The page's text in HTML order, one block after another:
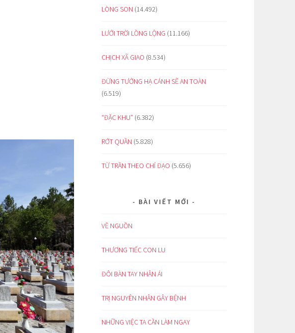
LÒNG SON (14.492)
LƯỚI TRỜI LỒNG LỘNG (11.166)
CHỊCH XÃ GIAO (8.534)
ĐỪNG TƯỞNG HẠ CÁNH SẼ AN TOÀN
(6.519)
“ĐẶC KHU” (6.382)
RỚT QUẦN (5.828)
TỪ TRẦN THEO CHỈ ĐẠO (5.656)
BÀI VIẾT MỚI
VỀ NGUỒN
THƯƠNG TIẾC CON LU
ĐÔI BÀN TAY NHÂN ÁI
TRỊ NGUYÊN NHÂN GÂY BỆNH
NHỮNG VIỆC TA CẦN LÀM NGAY